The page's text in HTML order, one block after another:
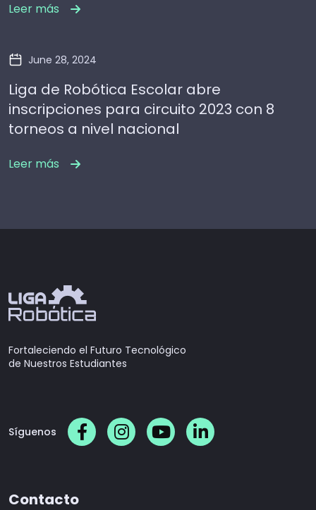
Leer más
June 28, 2024
Liga de Robótica Escolar abre
inscripciones para circuito 2023 con 8
torneos a nivel nacional
Leer más
Fortaleciendo el Futuro Tecnológico
de Nuestros Estudiantes
Síguenos
Contacto